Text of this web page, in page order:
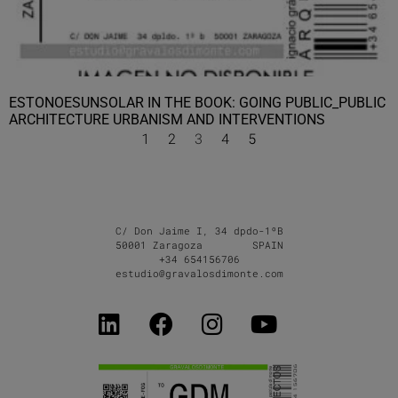
ESTONOESUNSOLAR IN THE BOOK: GOING PUBLIC_PUBLIC
ARCHITECTURE URBANISM AND INTERVENTIONS
1 2 3 4 5
C/ Don Jaime I, 34 dpdo-1ºB
50001 Zaragoza SPAIN
+34 654156706
estudio@gravalosdimonte.com